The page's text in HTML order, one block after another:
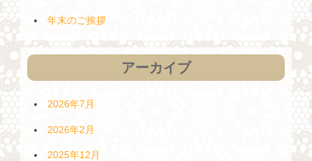
年末のご挨拶
アーカイブ
2026年7月
2026年2月
2025年12月